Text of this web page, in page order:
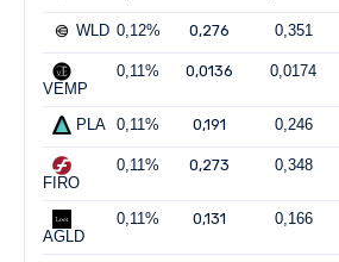
WLD 0,12% 0,276 0,351
VEMP
0,11% 0,0136 0,0174
PLA 0,11% 0,191 0,246
FIRO
0,11% 0,273 0,348
AGLD
0,11% 0,131 0,166